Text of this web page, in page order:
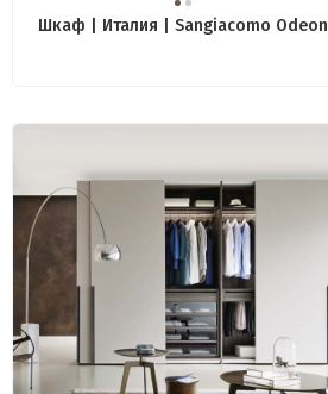
Шкаф | Италия | Sangiacomo Odeon